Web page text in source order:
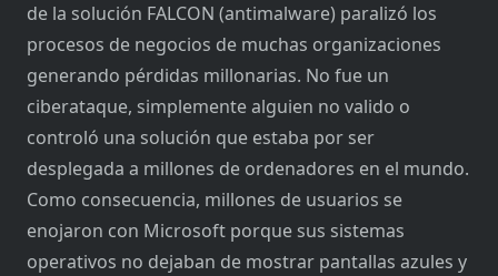
de la solución FALCON (antimalware) paralizó los
procesos de negocios de muchas organizaciones
generando pérdidas millonarias. No fue un
ciberataque, simplemente alguien no valido o
controló una solución que estaba por ser
desplegada a millones de ordenadores en el mundo.
Como consecuencia, millones de usuarios se
enojaron con Microsoft porque sus sistemas
operativos no dejaban de mostrar pantallas azules y